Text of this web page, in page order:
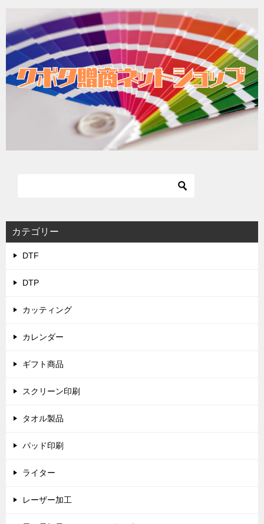
カテゴリー
DTF
DTP
カッティング
カレンダー
ギフト商品
スクリーン印刷
タオル製品
パッド印刷
ライター
レーザー加工